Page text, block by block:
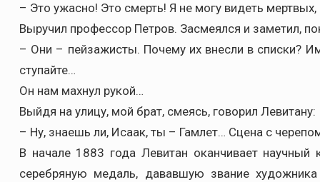
– Это ужасно! Это смерть! Я не могу видеть
Выручил профессор Петров. Засмеялся и заметил,
– Они – пейзажисты. Почему их внесли в списки?
ступайте…
Он нам махнул рукой…
Выйдя на улицу, мой брат, смеясь, говорил Левитану:
– Ну, знаешь ли, Исаак, ты – Гамлет… Сцена с
В начале 1883 года Левитан оканчивает
серебряную медаль, дававшую звание